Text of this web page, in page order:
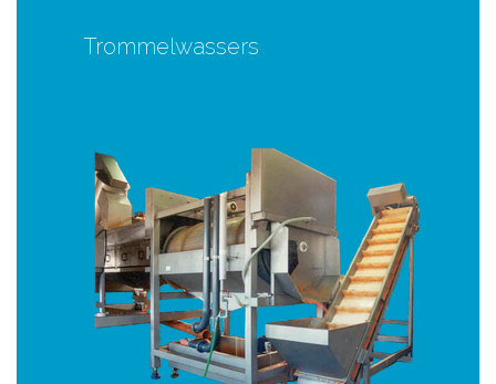
Trommelwassers